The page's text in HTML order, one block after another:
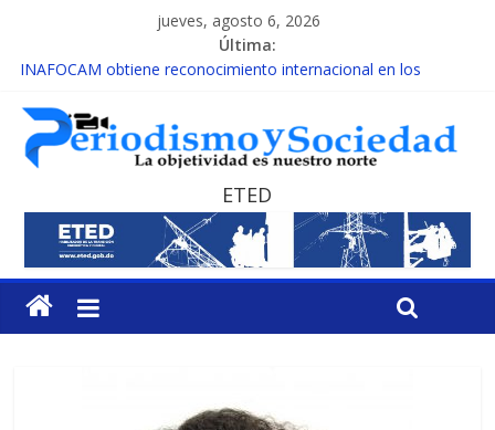
jueves, agosto 6, 2026
Última:
INAFOCAM obtiene reconocimiento internacional en los
15 de febrero de cada año es Día Nacional de la lucha contra el
cáncer infantil
EL ENFOQUE UNILATERAL DE LA COALICIÓN
MESCyT y Universidad Albizu apoyarán rehabilitación de
reclusos
MESCyT presenta calendario de Consulta Nacional por la
Educación
ETED